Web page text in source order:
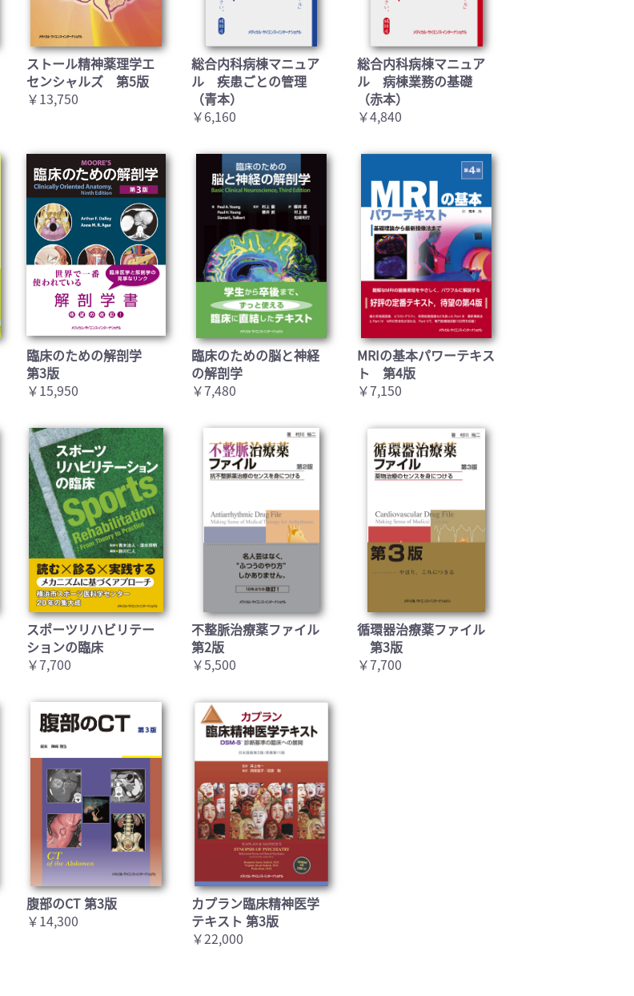
ストール精神薬理学エ
センシャルズ 第5版
￥13,750
総合内科病棟マニュア
ル 疾患ごとの管理
（青本）
￥6,160
総合内科病棟マニュア
ル 病棟業務の基礎
（赤本）
￥4,840
臨床のための解剖学
第3版
￥15,950
臨床のための脳と神経
の解剖学
￥7,480
MRIの基本パワーテキス
ト 第4版
￥7,150
スポーツリハビリテー
ションの臨床
￥7,700
不整脈治療薬ファイル
第2版
￥5,500
循環器治療薬ファイル
第3版
￥7,700
腹部のCT 第3版
￥14,300
カプラン臨床精神医学
テキスト 第3版
￥22,000